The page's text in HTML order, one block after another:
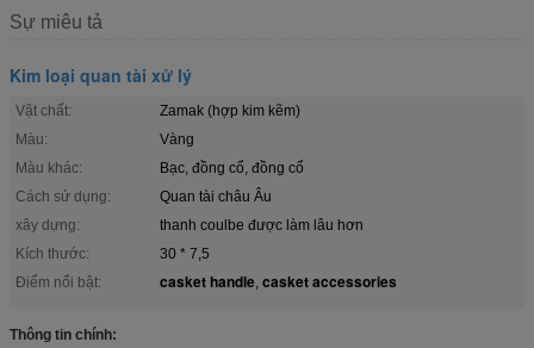
Sự miêu tả
Kim loại quan tài xử lý
Vật chất:
Zamak (hợp kim kẽm)
Màu:
Vàng
Màu khác:
Bạc, đồng cổ, đồng cổ
Cách sử dụng:
Quan tài châu Âu
xây dựng:
thanh coulbe được làm lâu hơn
Kích thước:
30 * 7,5
Điểm nổi bật:
casket handle, casket accessories
Thông tin chính: